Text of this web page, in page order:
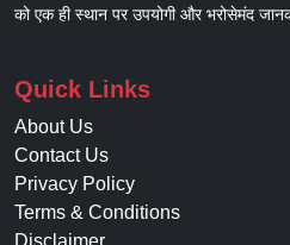
को एक ही स्थान पर उपयोगी और भरोसेमंद
Quick Links
About Us
Contact Us
Privacy Policy
Terms & Conditions
Disclaimer